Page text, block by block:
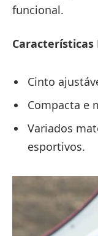
funcional.
Características
Cinto
Compacta e
Variados
esportivos.